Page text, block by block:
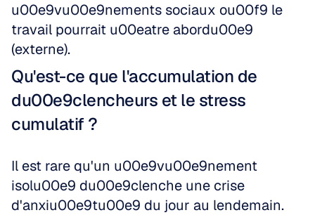
u00e9vu00e9nements sociaux ou00f9 le
travail pourrait u00eatre abordu00e9
(externe).
Qu'est-ce que l'accumulation de
du00e9clencheurs et le stress
cumulatif ?
Il est rare qu'un u00e9vu00e9nement
isolu00e9 du00e9clenche une crise
d'anxiu00e9tu00e9 du jour au lendemain.